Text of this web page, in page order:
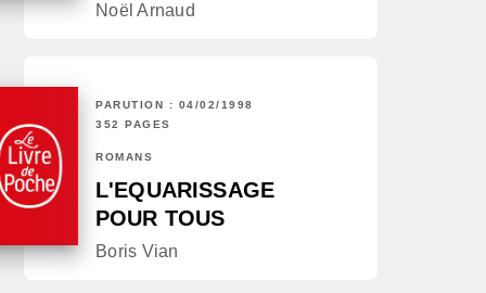
Noël Arnaud
PARUTION : 04/02/1998
352 PAGES
ROMANS
L'EQUARISSAGE
POUR TOUS
Boris Vian